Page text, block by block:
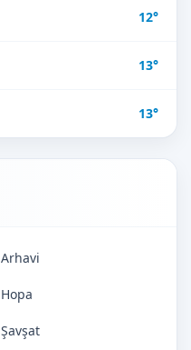
12°
13°
13°
Arhavi
Hopa
Şavşat